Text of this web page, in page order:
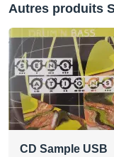
Autres produits
CD Sample USB